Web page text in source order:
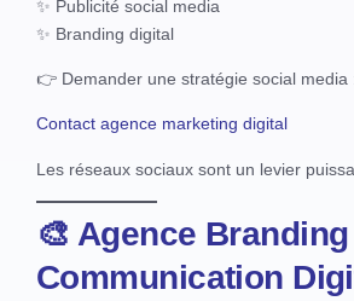
✨ Publicité social media
✨ Branding digital
👉 Demander une stratégie social media
Contact agence marketing digital
Les réseaux sociaux sont un levier
🎨 Agence
Communication